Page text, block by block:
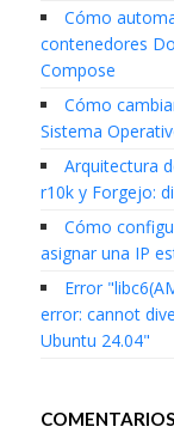
Cómo
contenedores
Compose
Cómo
Sistema
Arquitectura
r10k y Forgejo:
Cómo
asignar una IP
Error
error: cannot
Ubuntu 24.04"